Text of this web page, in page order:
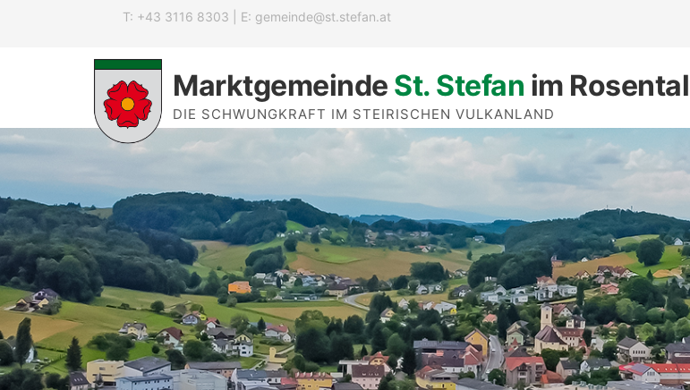
T: +43 3116 8303 | E: gemeinde@st.stefan.at
Marktgemeinde St. Stefan im Rosental
DIE SCHWUNGKRAFT IM STEIRISCHEN VULKANLAND